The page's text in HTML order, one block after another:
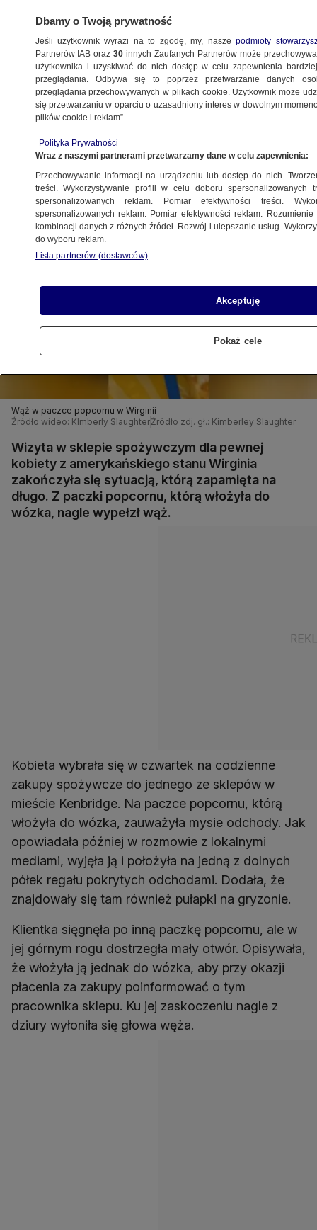
METEO
ŚWIAT
31.07.2022, 15:47
Udostępnij
Wąż w paczce popcornu w Wirginii
Źródło wideo: KImberly SlaughterŹródło zdj. gł.: Kimberley Slaughter
Wizyta w sklepie spożywczym dla pewnej
kobiety z amerykańskiego stanu Wirginia
zakończyła się sytuacją, którą zapamięta na
długo. Z paczki popcornu, którą włożyła do
wózka, nagle wypełzł wąż.
Kobieta wybrała się w czwartek na codzienne
zakupy spożywcze do jednego ze sklepów w
mieście Kenbridge. Na paczce popcornu, którą
włożyła do wózka, zauważyła mysie odchody. Jak
opowiadała później w rozmowie z lokalnymi
mediami, wyjęła ją i położyła na jedną z dolnych
półek regału pokrytych odchodami. Dodała, że
znajdowały się tam również pułapki na gryzonie.
Klientka sięgnęła po inną paczkę popcornu, ale w
jej górnym rogu dostrzegła mały otwór. Opisywała,
że włożyła ją jednak do wózka, aby przy okazji
płacenia za zakupy poinformować o tym
pracownika sklepu. Ku jej zaskoczeniu nagle z
dziury wyłoniła się głowa węża.
Dbamy o Twoją prywatność
Jeśli użytkownik wyrazi na to zgodę, my, naszepodmioty
Partnerów IAB oraz30 innych Zaufanych Partnerów może
użytkownika i uzyskiwać do nich dostęp w celu zapewnienia
przeglądania. Odbywa się to poprzez przetwarzanie danych
przeglądania przechowywanych w plikach cookie. Użytkownik może
się przetwarzaniu w oparciu o uzasadniony interes w dowolnym
plików cookie i reklam”.
Polityka Prywatności
Wraz z naszymi partnerami przetwarzamy dane w celu zapewnienia:
Przechowywanie informacji na urządzeniu lub dostęp do nich.
treści. Wykorzystywanie profili w celu doboru spersonalizowanych
spersonalizowanych reklam. Pomiar efektywności treści.
spersonalizowanych reklam. Pomiar efektywności reklam.
kombinacji danych z różnych źródeł. Rozwój i ulepszanie usług.
do wyboru reklam.
Lista partnerów (dostawców)
Akceptuję
Pokaż cele